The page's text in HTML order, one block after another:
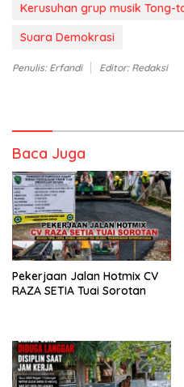
Kerusuhan grup musik Tong-
Suara Demokrasi
Penulis: Erfandi Editor: Redaksi
Baca Juga
Pekerjaan Jalan Hotmix CV
RAZA SETIA Tuai Sorotan